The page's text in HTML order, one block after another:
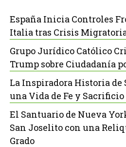
España Inicia Controles
Italia tras Crisis
Grupo Jurídico Católico
Trump sobre Ciudadanía
La Inspiradora Historia de
una Vida de Fe y Sacrificio
El Santuario de Nueva
San Joselito con una
Grado